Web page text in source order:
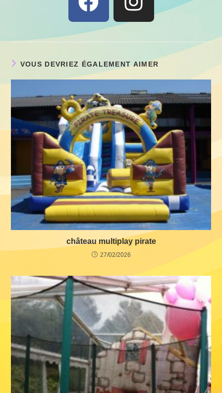
VOUS DEVRIEZ ÉGALEMENT AIMER
château multiplay pirate
27/02/2026